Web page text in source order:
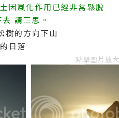
因風化作用已經非常鬆脫
請三思。
樹的方向下山
日落
點擊圖片放大